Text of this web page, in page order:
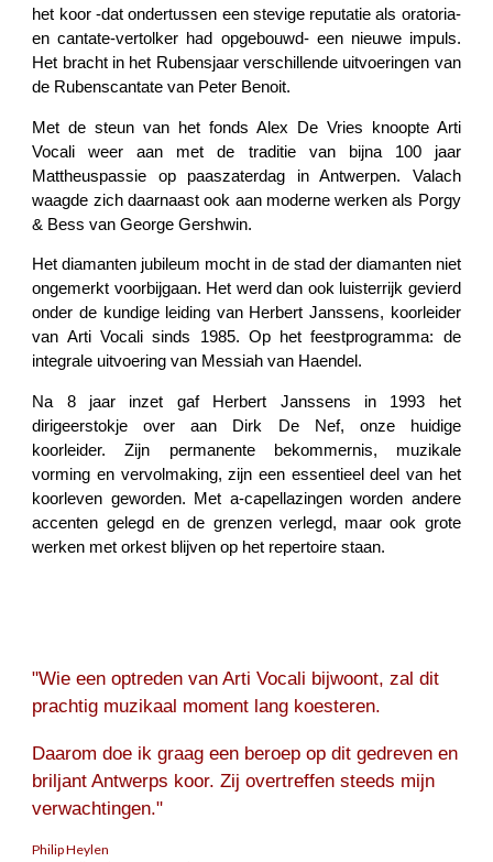
het koor -dat ondertussen een stevige reputatie als oratoria-
en cantate-vertolker had opgebouwd- een nieuwe impuls.
Het bracht in het Rubensjaar verschillende uitvoeringen van
de Rubenscantate van Peter Benoit.
Met de steun van het fonds Alex De Vries knoopte Arti
Vocali weer aan met de traditie van bijna 100 jaar
Mattheuspassie op paaszaterdag in Antwerpen. Valach
waagde zich daarnaast ook aan moderne werken als Porgy
& Bess van George Gershwin.
Het diamanten jubileum mocht in de stad der diamanten niet
ongemerkt voorbijgaan. Het werd dan ook luisterrijk gevierd
onder de kundige leiding van Herbert Janssens, koorleider
van Arti Vocali sinds 1985. Op het feestprogramma: de
integrale uitvoering van Messiah van Haendel.
Na 8 jaar inzet gaf Herbert Janssens in 1993 het
dirigeerstokje over aan Dirk De Nef, onze huidige
koorleider. Zijn permanente bekommernis, muzikale
vorming en vervolmaking, zijn een essentieel deel van het
koorleven geworden. Met a-capellazingen worden andere
accenten gelegd en de grenzen verlegd, maar ook grote
werken met orkest blijven op het repertoire staan.
"Wie een optreden van Arti Vocali bijwoont, zal dit
prachtig muzikaal moment lang koesteren.
Daarom doe ik graag een beroep op dit gedreven en
briljant Antwerps koor. Zij overtreffen steeds mijn
verwachtingen."
Philip Heylen